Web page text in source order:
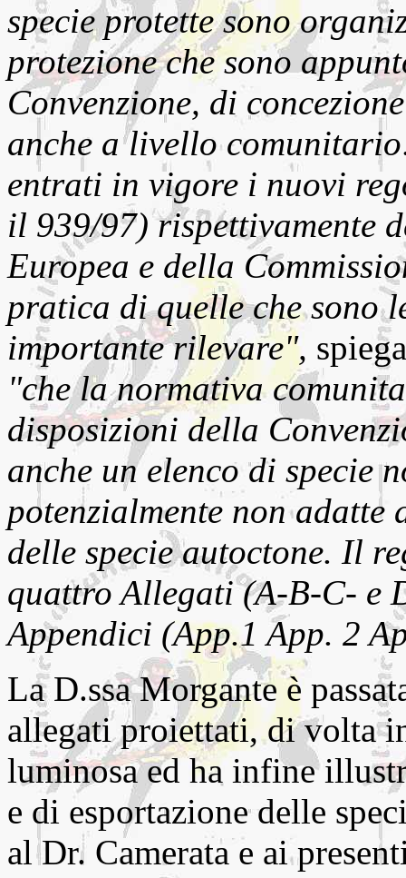
specie protette sono
protezione che sono
Convenzione, di
anche a livello
entrati in vigore i nuovi
il 939/97) rispettivamente
Europea e della
pratica di quelle che sono
importante rilevare",
"che la normativa
disposizioni della
anche un elenco di specie
potenzialmente non
delle specie autoctone. Il
quattro Allegati (A-B-C- e
Appendici (App.1 App. 2
La D.ssa Morgante è
allegati proiettati, di volta
luminosa ed ha infine
e di esportazione delle
al Dr. Camerata e ai